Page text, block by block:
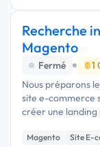
Recherche
Magento
Fermé 1
Nous préparons
site e-commerce
créer une
Notre équipe de
maquette de …
Magento Site E-